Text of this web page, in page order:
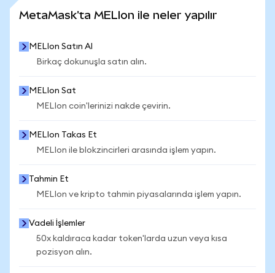
MetaMask'ta MELIon ile neler yapılır
MELIon Satın Al
Birkaç dokunuşla satın alın.
MELIon Sat
MELIon coin'lerinizi nakde çevirin.
MELIon Takas Et
MELIon ile blokzincirleri arasında işlem yapın.
Tahmin Et
MELIon ve kripto tahmin piyasalarında işlem yapın.
Vadeli İşlemler
50x kaldıraca kadar token'larda uzun veya kısa
pozisyon alın.